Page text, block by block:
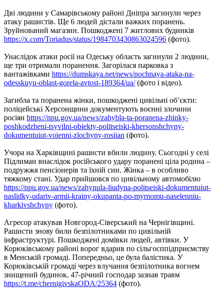
Дві людини у Самарівському районі Дніпра загинули через
атаку рашистів. Ще 6 людей дістали важких поранень.
Зруйнований магазин. Пошкоджені 7 житлових будинків
https://x.com/Toriadus/status/1984703430863024596 (фото).
Унаслідок атаки росії на Одеську область загинули 2 людини,
ще три отримали поранення. Загорілася парковка з
вантажівками https://dumskaya.net/news/nochnaya-ataka-na-
odesskuyu-oblast-gorela-avtost-189364/ua/(фото і відео).
Загибла та поранена жінки, пошкоджені цивільні об’єкти:
поліцейські Херсонщини документують воєнні злочини
росіян https://npu.gov.ua/news/zahybla-ta-poranena-zhinky-
poshkodzheni-tsyvilni-obiekty-politseiski-khersonshchyny-
dokumentuiut-voienni-zlochyny-rosiian (фото).
Учора на Харківщині рашисти вбили людину. Сьогодні у селі
Підлиман внаслідок російського удару поранені ціла родина –
подружжя пенсіонерів та їхній син. Жінка – в особливо
тяжкому стані. Удар прийшовся по цивільному автомобілю
https://npu.gov.ua/news/zahynula-liudyna-politseiski-dokumentuiut-
naslidky-udariv-armii-krainy-okupanta-po-myrnomu-naselenniu-
kharkivshchyny (фото).
Агресор атакував Новгород-Сіверський на Чернігівщині.
Рашисти знову били безпілотниками по цивільній
інфраструктурі. Пошкоджені домівки людей, автівки. У
Корюківському районі ворог вдарив по сільгосппідприємству
в Менській громаді. Попередньо, це була балістика. У
Корюківській громаді через влучання безпілотника вогнем
знищений будинок, 47-річний господар зазнав травм
https://t.me/chernigivskaODA/25364 (фото).